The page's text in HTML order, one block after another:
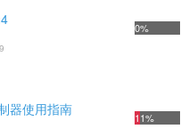
0%
器使用指南 11%